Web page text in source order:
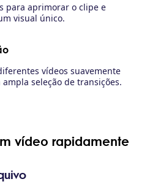
para aprimorar o clipe e
visual único.
vídeos suavemente
ampla seleção de transições.
vídeo rapidamente